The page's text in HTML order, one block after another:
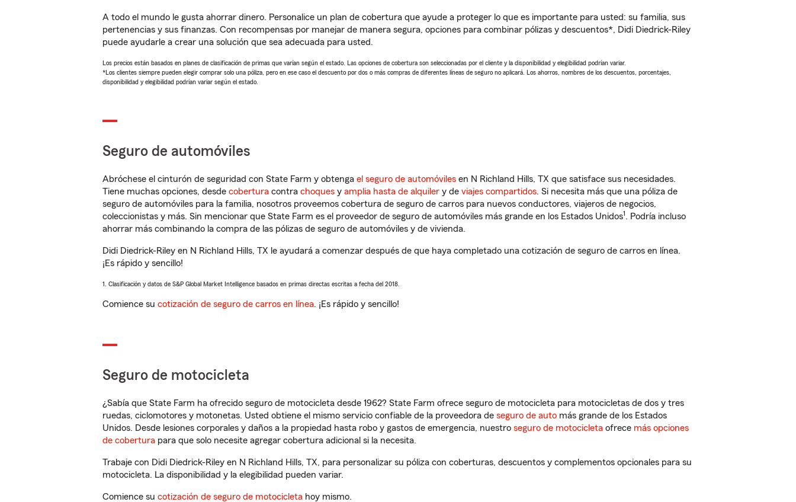
A todo el mundo le gusta ahorrar dinero. Personalice un plan de cobertura que ayude a proteger lo que es importante para usted: su familia, sus
pertenencias y sus finanzas. Con recompensas por manejar de manera segura, opciones para combinar pólizas y descuentos*, Didi Diedrick-Riley
puede ayudarle a crear una solución que sea adecuada para usted.
Los precios están basados en planes de clasificación de primas que varían según el estado. Las opciones de cobertura son seleccionadas por el cliente y la disponibilidad y elegibilidad podrían variar.
*Los clientes siempre pueden elegir comprar solo una póliza, pero en ese caso el descuento por dos o más compras de diferentes líneas de seguro no aplicará. Los ahorros, nombres de los descuentos, porcentajes,
disponibilidad y elegibilidad podrían variar según el estado.
Seguro de automóviles
Abróchese el cinturón de seguridad con State Farm y obtenga el seguro de automóviles en N Richland Hills, TX que satisface sus necesidades.
Tiene muchas opciones, desde cobertura contra choques y amplia hasta de alquiler y de viajes compartidos. Si necesita más que una póliza de
seguro de automóviles para la familia, nosotros proveemos cobertura de seguro de carros para nuevos conductores, viajeros de negocios,
coleccionistas y más. Sin mencionar que State Farm es el proveedor de seguro de automóviles más grande en los Estados Unidos1. Podría incluso
ahorrar más combinando la compra de las pólizas de seguro de automóviles y de vivienda.
Didi Diedrick-Riley en N Richland Hills, TX le ayudará a comenzar después de que haya completado una cotización de seguro de carros en línea.
¡Es rápido y sencillo!
1. Clasificación y datos de S&P Global Market Intelligence basados en primas directas escritas a fecha del 2018.
Comience su cotización de seguro de carros en línea. ¡Es rápido y sencillo!
Seguro de motocicleta
¿Sabía que State Farm ha ofrecido seguro de motocicleta desde 1962? State Farm ofrece seguro de motocicleta para motocicletas de dos y tres
ruedas, ciclomotores y motonetas. Usted obtiene el mismo servicio confiable de la proveedora de seguro de auto más grande de los Estados
Unidos. Desde lesiones corporales y daños a la propiedad hasta robo y gastos de emergencia, nuestro seguro de motocicleta ofrece más opciones
de cobertura para que solo necesite agregar cobertura adicional si la necesita.
Trabaje con Didi Diedrick-Riley en N Richland Hills, TX, para personalizar su póliza con coberturas, descuentos y complementos opcionales para su
motocicleta. La disponibilidad y la elegibilidad pueden variar.
Comience su cotización de seguro de motocicleta hoy mismo.